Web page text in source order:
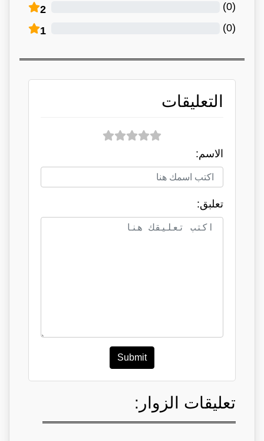
2 (
0
)
1 (
0
)
التعليقات
الاسم:
تعلبق:
Submit
تعليقات الزوار: